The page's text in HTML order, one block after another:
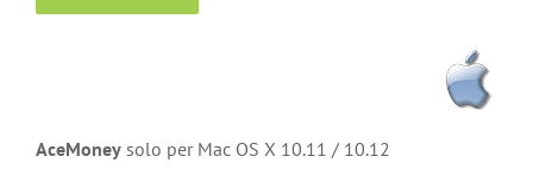
AceMoney solo per Mac OS X 10.11 / 10.12